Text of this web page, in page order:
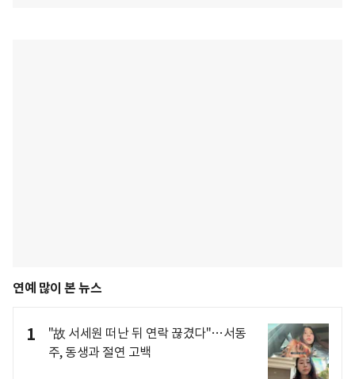
연예 많이 본 뉴스
1
"故 서세원 떠난 뒤 연락 끊겼다"…서동
주, 동생과 절연 고백